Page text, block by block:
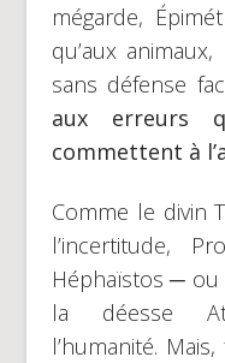
mégarde,
qu’aux
sans défense
aux erreurs
commettent à
Comme le divin
l’incertitude,
Héphaïstos ─ ou
la déesse
l’humanité.